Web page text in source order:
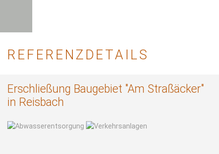
REFERENZDETAILS
Erschließung Baugebiet "Am Straßäcker"
in Reisbach